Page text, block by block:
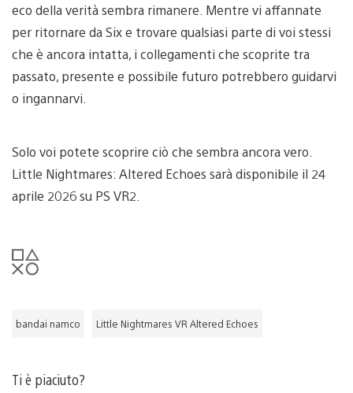
eco della verità sembra rimanere. Mentre vi affannate
per ritornare da Six e trovare qualsiasi parte di voi stessi
che è ancora intatta, i collegamenti che scoprite tra
passato, presente e possibile futuro potrebbero guidarvi
o ingannarvi.
Solo voi potete scoprire ciò che sembra ancora vero.
Little Nightmares: Altered Echoes sarà disponibile il 24
aprile 2026 su PS VR2.
bandai namco Little Nightmares VR Altered Echoes
Ti è piaciuto?